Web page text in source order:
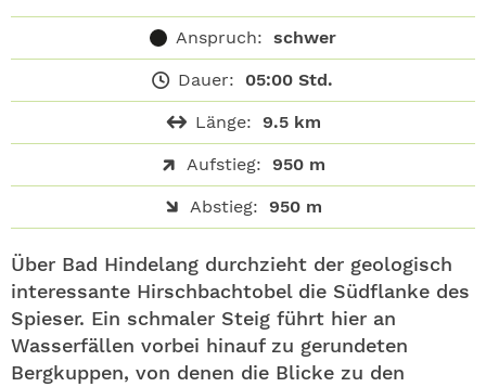
Anspruch: schwer
Dauer: 05:00 Std.
Länge: 9.5 km
Aufstieg: 950 m
Abstieg: 950 m
Über Bad Hindelang durchzieht der geologisch
interessante Hirschbachtobel die Südflanke des
Spieser. Ein schmaler Steig führt hier an
Wasserfällen vorbei hinauf zu gerundeten
Bergkuppen, von denen die Blicke zu den
SHOP